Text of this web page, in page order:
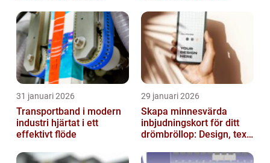
31 januari 2026
Transportband i modern
industri hjärtat i ett
effektivt flöde
29 januari 2026
Skapa minnesvärda
inbjudningskort för ditt
drömbröllop: Design, text